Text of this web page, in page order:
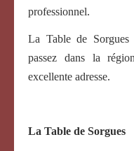
professionnel.
La Table de
passez dans la
excellente adresse.
La Table de Sorgues